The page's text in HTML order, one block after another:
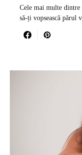
Cele mai multe dintre
să-ți vopsească părul